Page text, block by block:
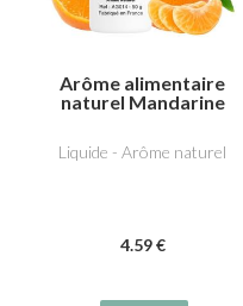
Arôme alimentaire
naturel Mandarine
Liquide - Arôme naturel
4.59 €